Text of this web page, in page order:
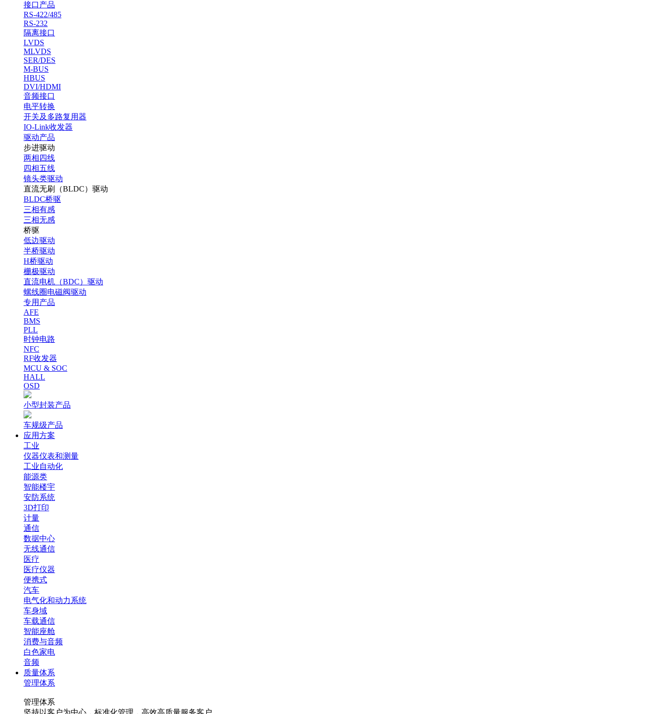
接口产品
RS-422/485
RS-232
隔离接口
LVDS
MLVDS
SER/DES
M-BUS
HBUS
DVI/HDMI
音频接口
电平转换
开关及多路复用器
IO-Link收发器
驱动产品
步进驱动
两相四线
四相五线
镜头类驱动
直流无刷（BLDC）驱动
BLDC桥驱
三相有感
三相无感
桥驱
低边驱动
半桥驱动
H桥驱动
栅极驱动
直流电机（BDC）驱动
螺线圈电磁阀驱动
专用产品
AFE
BMS
PLL
时钟电路
NFC
RF收发器
MCU & SOC
HALL
OSD
小型封装产品
车规级产品
应用方案
工业
仪器仪表和测量
工业自动化
能源类
智能楼宇
安防系统
3D打印
计量
通信
数据中心
无线通信
医疗
医疗仪器
便携式
汽车
电气化和动力系统
车身域
车载通信
智能座舱
消费与音频
白色家电
音频
质量体系
管理体系
管理体系
坚持以客户为中心，标准化管理，高效高质量服务客户